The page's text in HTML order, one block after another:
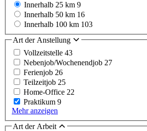
Innerhalb 25 km 9
Innerhalb 50 km 16
Innerhalb 100 km 103
Art der Anstellung
Vollzeitstelle 43
Nebenjob/Wochenendjob 27
Ferienjob 26
Teilzeitjob 25
Home-Office 22
Praktikum 9
Mehr anzeigen
Art der Arbeit